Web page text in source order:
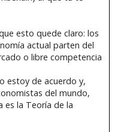
esto quede claro: los
actual parten del
o libre competencia
estoy de acuerdo y,
del mundo,
es la Teoría de la